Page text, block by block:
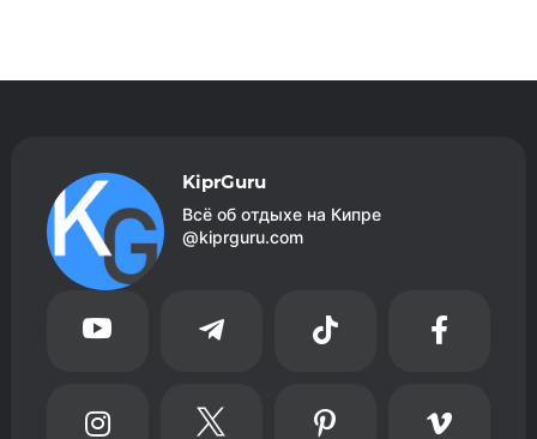
KiprGuru
Всё об отдыхе на Кипре
@kiprguru.com
   
   